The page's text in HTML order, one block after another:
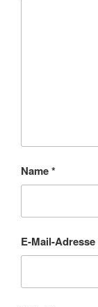
Name*
E-Mail-Adresse